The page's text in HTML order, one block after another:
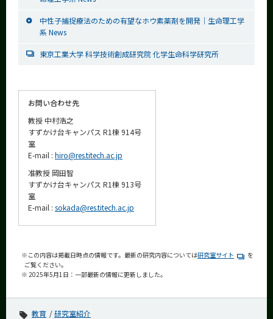
中性子捕捉療法のための有望なホウ素薬剤を開発｜生命理工学
系 News
東京工業大学 科学技術創成研究院 化学生命科学研究所
お問い合わせ先
教授 中村浩之
すずかけ台キャンパス R1棟 914号
室
E-mail : hiro@res.titech.ac.jp
准教授 岡田智
すずかけ台キャンパス R1棟 913号
室
E-mail : sokada@res.titech.ac.jp
※この内容は掲載日時点の情報です。最新の研究内容については研究室サイト
を
ご覧ください。
※ 2025年5月1日：一部最新の情報に更新しました。
教育
研究室紹介